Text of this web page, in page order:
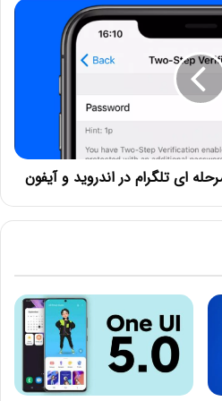
ای تلگرام در اندروید و آیفون